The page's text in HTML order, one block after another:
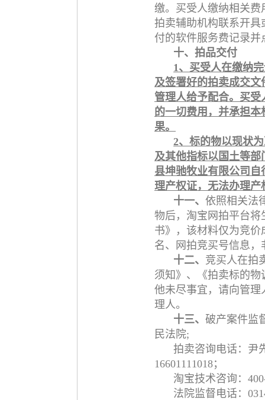
缴。买受人缴纳相关
拍卖辅助机构联系开
付的软件服务费记录并
十、拍品交付
1、买受人在缴纳
及签署好的拍卖成交
管理人给予配合。买
的一切费用，并承担
果。
2、标的物以现状
及其他指标以国土等
县坤驰牧业有限公司
理产权证，无法办理
十一、依照相关法
物后，淘宝网拍平台
书》，该材料仅为竞
名、网拍竞买号信息
十二、 竞买人在拍
须知》、《拍卖标的
他未尽事宜，请向管
理人。
十三、破产案件监
民法院;
拍卖咨询电话：尹
16601111018；
淘宝技术咨询：
法院监督电话：